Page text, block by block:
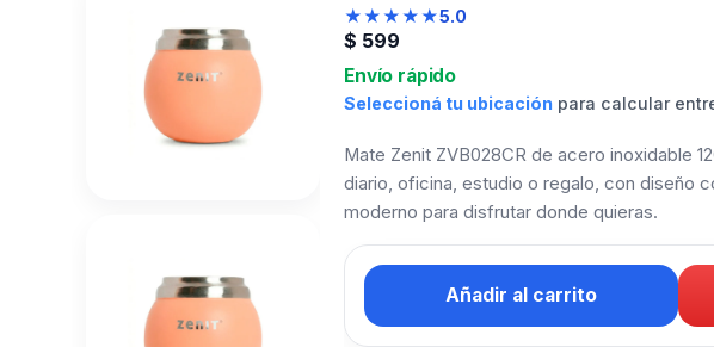
★★★★★5.0
$ 599
Envío rápido
Seleccioná tu ubicación para calcular
Mate Zenit ZVB028CR de acero inoxidable
diario, oficina, estudio o regalo, con diseño
moderno para disfrutar donde quieras.
Añadir al carrito